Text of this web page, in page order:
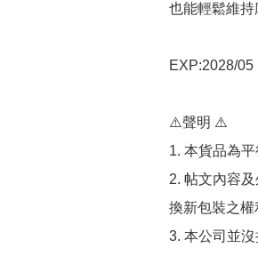
也能輕鬆維
EXP:2028/05
⚠️聲明 ⚠️
1. 本貨品為平
2. 帖文內容
換新包裝之權
3. 本公司並